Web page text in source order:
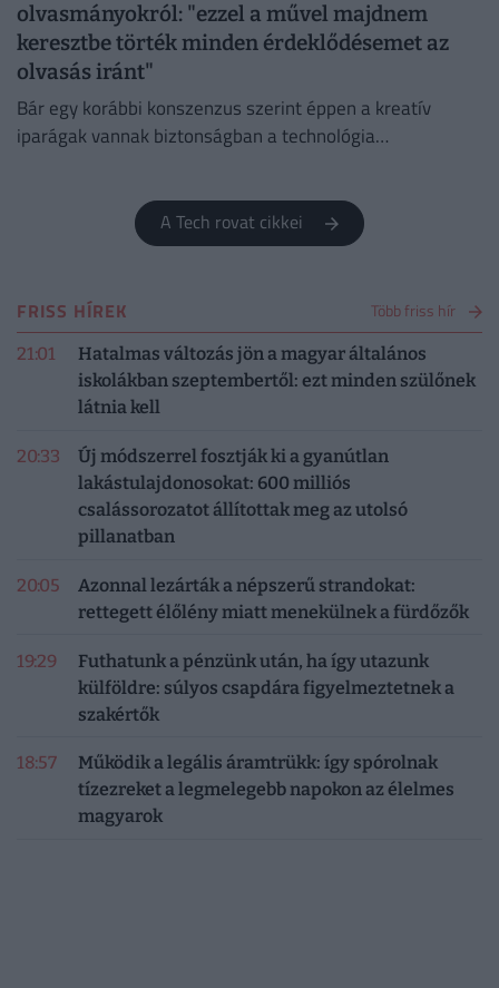
olvasmányokról: "ezzel a művel majdnem
keresztbe törték minden érdeklődésemet az
olvasás iránt"
Bár egy korábbi konszenzus szerint éppen a kreatív
iparágak vannak biztonságban a technológia
A Tech rovat cikkei
FRISS HÍREK Több friss hír
21:01
Hatalmas változás jön a magyar általános
iskolákban szeptembertől: ezt minden szülőnek
látnia kell
20:33
Új módszerrel fosztják ki a gyanútlan
lakástulajdonosokat: 600 milliós
csalássorozatot állítottak meg az utolsó
pillanatban
20:05
Azonnal lezárták a népszerű strandokat:
rettegett élőlény miatt menekülnek a fürdőzők
19:29
Futhatunk a pénzünk után, ha így utazunk
külföldre: súlyos csapdára figyelmeztetnek a
szakértők
18:57
Működik a legális áramtrükk: így spórolnak
tízezreket a legmelegebb napokon az élelmes
magyarok